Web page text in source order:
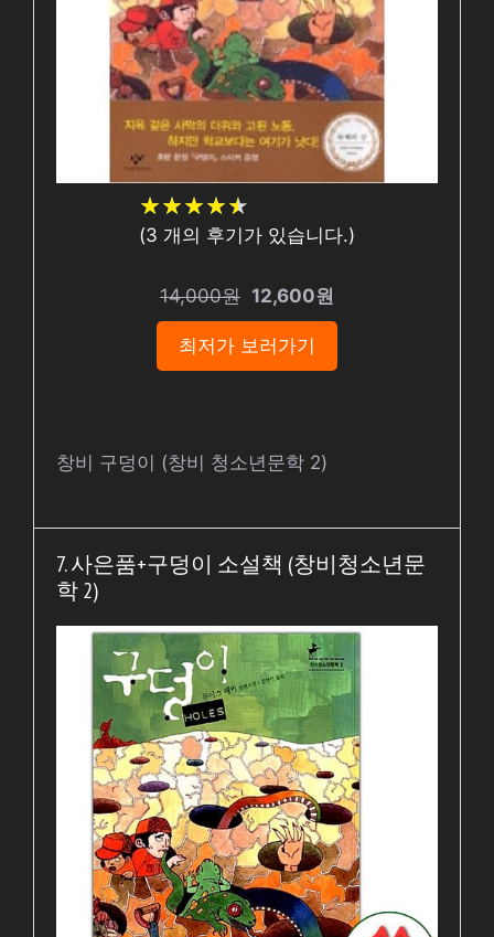
★★★★★
★★★★★
(3 개의 후기가 있습니다.)
14,000원 12,600원
최저가 보러가기
창비 구덩이 (창비 청소년문학 2)
7. 사은품+구덩이 소설책 (창비청소년문
학 2)